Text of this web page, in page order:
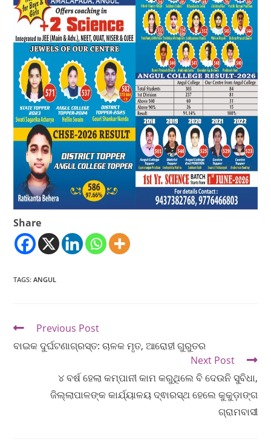
Share
TAGS:ANGUL
Previous Post
ବାଇକ ଦୁର୍ଘଟଣାଗ୍ରସ୍ତ: ଚାଳକ ମୃତ, ଆରୋହୀ ଗୁରୁତର
Next Post
୪ ବର୍ଷ ହେଲା କମ୍ପାନୀ କାମ କରୁଥିଲେ ବି ଦେଉନି ସୁବିଧା,
ଜିଲ୍ଲାପାଳଙ୍କ କାର୍ଯ୍ୟାଳୟ ଦ୍ଵାରସ୍ଥ ହେଲେ କୁକୁଡ଼ାଙ୍ଗ
ଗ୍ରାମବାସୀ